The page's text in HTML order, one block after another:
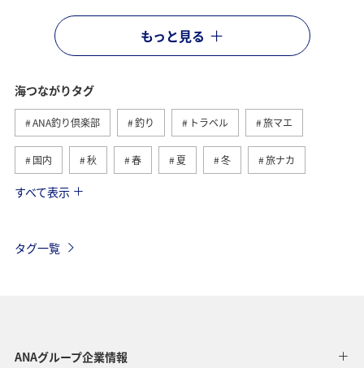
もっと見る
海つながりタグ
ANA釣り倶楽部 釣り トラベル 旅マエ
国内 秋 春 夏 冬 旅ナカ
沖縄
すべて表示
タグ一覧
ANAグループ企業情報